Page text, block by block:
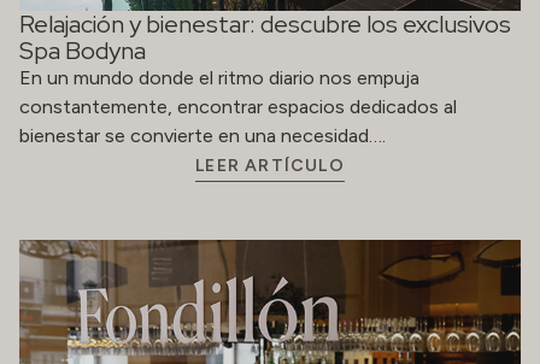
Relajación y bienestar: descubre los exclusivos
Spa Bodyna
En un mundo donde el ritmo diario nos empuja
constantemente, encontrar espacios dedicados al
bienestar se convierte en una necesidad….
LEER ARTÍCULO